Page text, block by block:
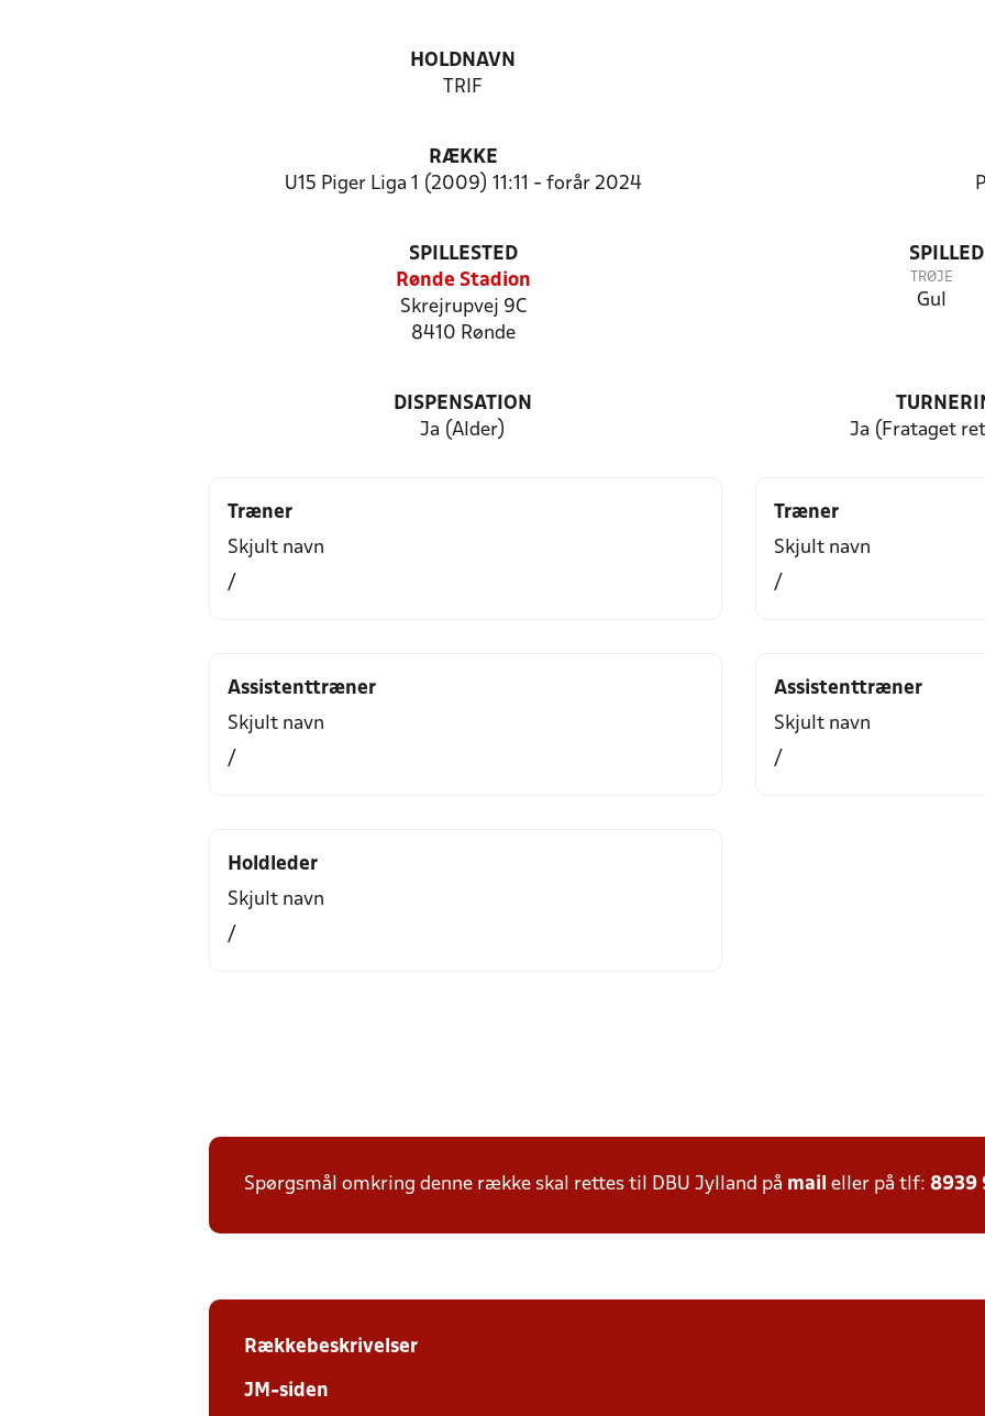
HOLDNAVN
TRIF
RÆKKE
U15 Piger Liga 1 (2009) 11:11 - forår 2024
SPILLESTED
Rønde Stadion
Skrejrupvej 9C
8410 Rønde
TRØJE
Gul
DISPENSATION
Ja (Alder)
Ja (Frataget
Træner
Skjult navn
/
Træner
Skjult navn
/
Assistenttræner
Skjult navn
/
Assistenttræner
Skjult navn
/
Holdleder
Skjult navn
/
Spørgsmål omkring denne række skal rettes til DBU Jylland på mail eller på tlf: 8939
Rækkebeskrivelser
JM-siden